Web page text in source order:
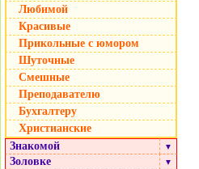
Любимой
Красивые
Прикольные с юмором
Шуточные
Смешные
Преподавателю
Бухгалтеру
Христианские
Знакомой
▼
Золовке ▼